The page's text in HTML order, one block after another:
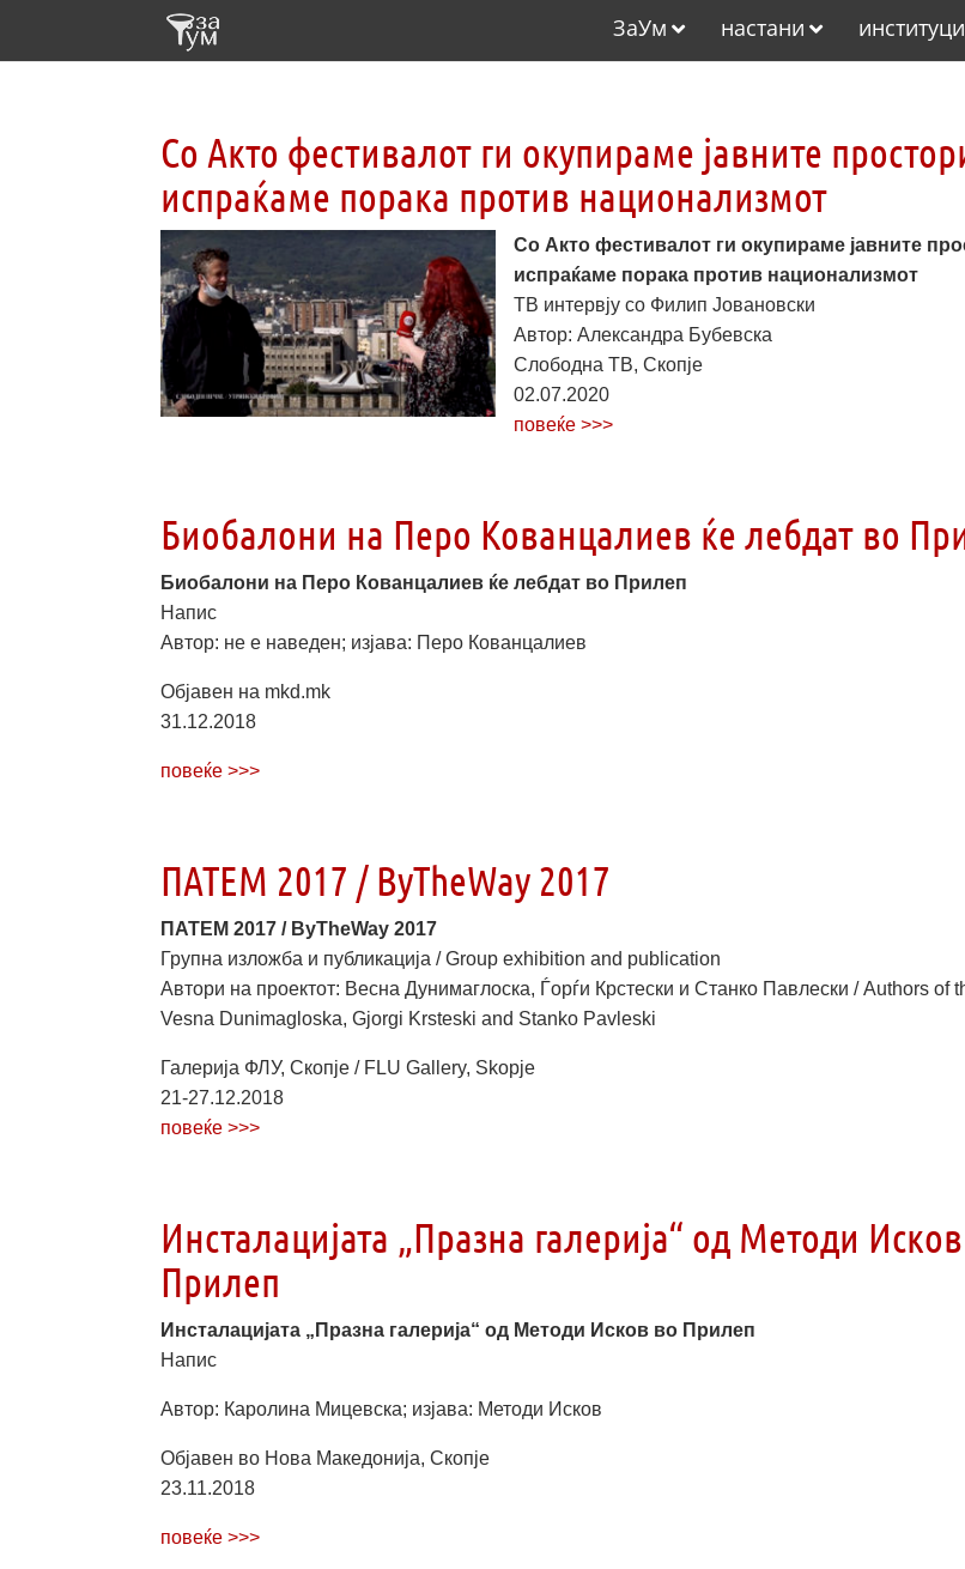
ЗаУм настани
Со Акто фестивалот ги окупираме јавните
испраќаме порака против национализмот
Со Акто фестивалот ги окупираме јавните
испраќаме порака против национализмот
ТВ интервју со Филип Јовановски
Автор: Александра Бубевска
Слободна ТВ, Скопје
02.07.2020
повеќе >>>
Биобалони на Перо Кованцалиев ќе лебдат во
Биобалони на Перо Кованцалиев ќе лебдат во Прилеп
Напис
Автор: не е наведен; изјава: Перо Кованцалиев
Објавен на mkd.mk
31.12.2018
повеќе >>>
ПАТЕМ 2017 / ByTheWay 2017
ПАТЕМ 2017 / ByTheWay 2017
Групна изложба и публикација / Group exhibition and publication
Автори на проектот: Весна Дунимаглоска, Ѓорѓи Крстески и Станко Павлески / Authors of
Vesna Dunimagloska, Gjorgi Krsteski and Stanko Pavleski
Галерија ФЛУ, Скопје / FLU Gallery, Skopje
21-27.12.2018
повеќе >>>
Инсталацијата „Празна галерија“ од Методи
Прилеп
Инсталацијата „Празна галерија“ од Методи Исков во Прилеп
Напис
Автор: Каролина Мицевска; изјава: Методи Исков
Објавен во Нова Македонија, Скопје
23.11.2018
повеќе >>>